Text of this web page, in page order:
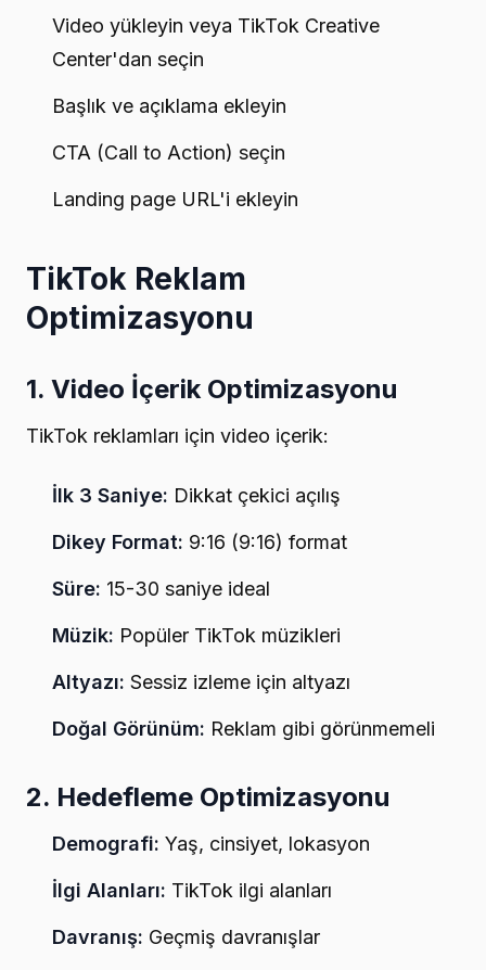
Video yükleyin veya TikTok Creative
Center'dan seçin
Başlık ve açıklama ekleyin
CTA (Call to Action) seçin
Landing page URL'i ekleyin
TikTok Reklam
Optimizasyonu
1. Video İçerik Optimizasyonu
TikTok reklamları için video içerik:
İlk 3 Saniye: Dikkat çekici açılış
Dikey Format: 9:16 (9:16) format
Süre: 15-30 saniye ideal
Müzik: Popüler TikTok müzikleri
Altyazı: Sessiz izleme için altyazı
Doğal Görünüm: Reklam gibi görünmemeli
2. Hedefleme Optimizasyonu
Demografi: Yaş, cinsiyet, lokasyon
İlgi Alanları: TikTok ilgi alanları
Davranış: Geçmiş davranışlar